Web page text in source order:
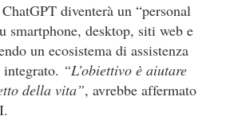
diventerà un “personal
smartphone, desktop, siti web e
un ecosistema di assistenza
“L’obiettivo è aiutare
della vita”, avrebbe affermato